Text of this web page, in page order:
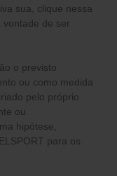
sua, clique nessa
vontade de ser
o previsto
ou como medida
pelo próprio
ou
hipótese,
para os